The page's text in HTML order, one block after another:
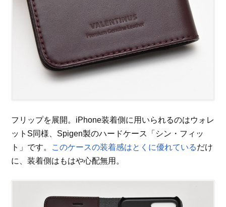
フリップを展開。iPhone装着側に用いられるのはウォレ
ットS同様、Spigen製のハードケース「シン・フィッ
ト」です。 このケースの装着感はとくに優れているだけ
に、装着側はもはや心配無用。